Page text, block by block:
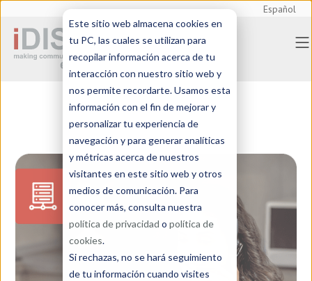
Este sitio web almacena cookies en
tu PC, las cuales se utilizan para
recopilar información acerca de tu
interacción con nuestro sitio web y
nos permite recordarte. Usamos esta
información con el fin de mejorar y
personalizar tu experiencia de
navegación y para generar analíticas
y métricas acerca de nuestros
visitantes en este sitio web y otros
medios de comunicación. Para
conocer más, consulta nuestra
política de privacidad o política de
cookies.
Si rechazas, no se hará seguimiento
de tu información cuando visites
Español